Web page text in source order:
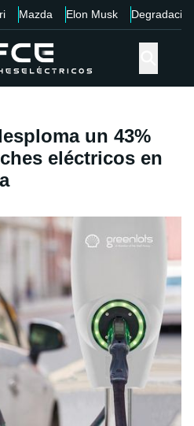
Mazda Elon Musk Degradación
un 43%
eléctricos en